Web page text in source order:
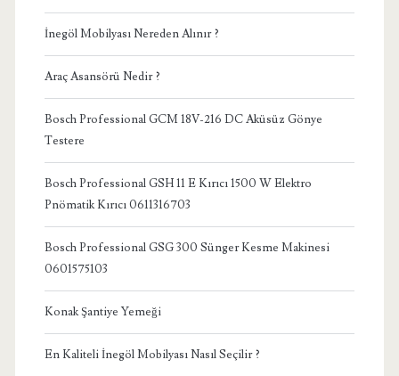
İnegöl Mobilyası Nereden Alınır ?
Araç Asansörü Nedir ?
Bosch Professional GCM 18V-216 DC Aküsüz Gönye
Testere
Bosch Professional GSH 11 E Kırıcı 1500 W Elektro
Pnömatik Kırıcı 0611316703
Bosch Professional GSG 300 Sünger Kesme Makinesi
0601575103
Konak Şantiye Yemeği
En Kaliteli İnegöl Mobilyası Nasıl Seçilir ?